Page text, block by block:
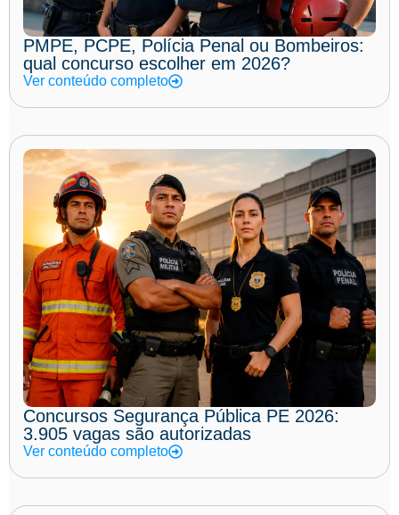
PMPE, PCPE, Polícia Penal ou Bombeiros:
qual concurso escolher em 2026?
Ver conteúdo completo
Concursos Segurança Pública PE 2026:
3.905 vagas são autorizadas
Ver conteúdo completo